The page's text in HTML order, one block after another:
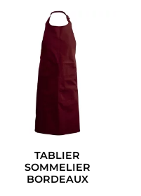
TABLIER
SOMMELIER
BORDEAUX